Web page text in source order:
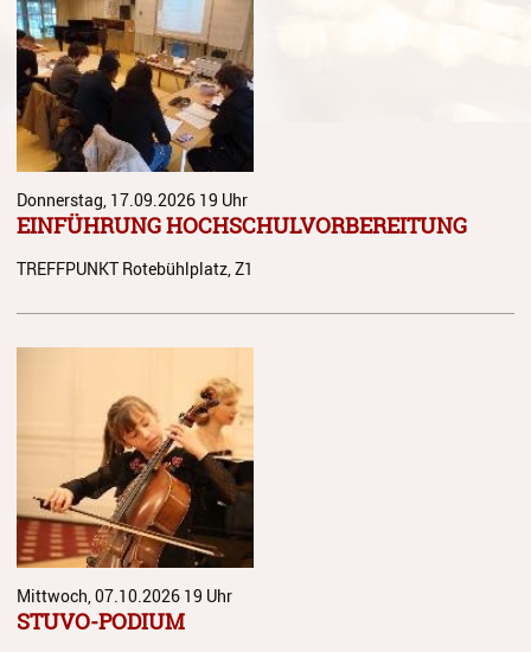
Musiktheorie
Musiktherapie
RockPopJazz
Zupfinstrumente
Unsere Lehrkräfte
Standorte
Ensembles
Donnerstag, 17.09.2026 19 Uhr
EINFÜHRUNG HOCHSCHULVORBEREITUNG
TREFFPUNKT Rotebühlplatz, Z1
Mittwoch, 07.10.2026 19 Uhr
STUVO-PODIUM